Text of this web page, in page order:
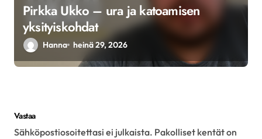
Pirkka Ukko – ura ja katoamisen
yksityiskohdat
Hanna heinä 29, 2026
Vastaa
Sähköpostiosoitettasi ei julkaista. Pakolliset kentät on